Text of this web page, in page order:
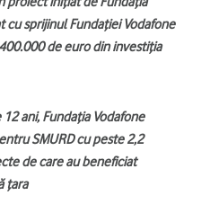
sprijinul Fundației Vodafone
de euro din investiția
ani, Fundația Vodafone
SMURD cu peste 2,2
de care au beneficiat
țara